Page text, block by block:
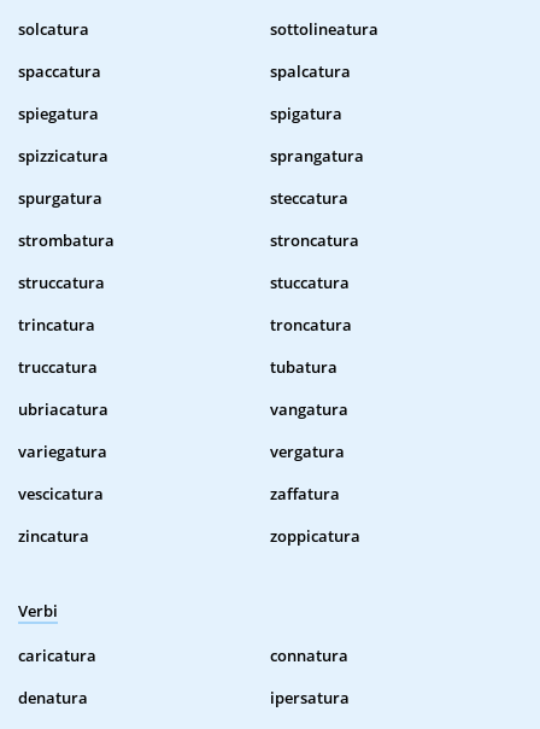
solcatura
sottolineatura
spaccatura
spalcatura
spiegatura
spigatura
spizzicatura
sprangatura
spurgatura
steccatura
strombatura
stroncatura
struccatura
stuccatura
trincatura
troncatura
truccatura
tubatura
ubriacatura
vangatura
variegatura
vergatura
vescicatura
zaffatura
zincatura
zoppicatura
Verbi
caricatura
connatura
denatura
ipersatura